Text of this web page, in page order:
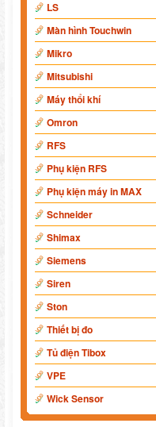
LS
Màn hình Touchwin
Mikro
Mitsubishi
Máy thổi khí
Omron
RFS
Phụ kiện RFS
Phụ kiện máy in MAX
Schneider
Shimax
Siemens
Siren
Ston
Thiết bị đo
Tủ điện Tibox
VPE
Wick Sensor